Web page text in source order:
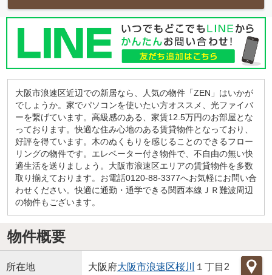
大阪市浪速区近辺での新居なら、人気の物件「ZEN」はいかが
でしょうか。家でパソコンを使いたい方オススメ、光ファイバ
ーを繋げています。高級感のある、家賃12.5万円のお部屋とな
っております。快適な住み心地のある賃貸物件となっており、
好評を得ています。木のぬくもりを感じることのできるフロー
リングの物件です。エレベーター付き物件で、不自由の無い快
適生活を送りましょう。大阪市浪速区エリアの賃貸物件を多数
取り揃えております。お電話0120-88-3377へお気軽にお問い合
わせください。快適に通勤・通学できる関西本線ＪＲ難波周辺
の物件もございます。
物件概要
所在地 大阪府大阪市浪速区桜川 １丁目2